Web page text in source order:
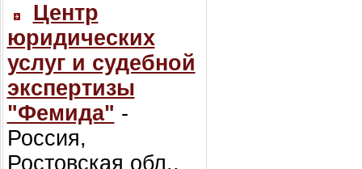
Центр
юридических
услуг и судебной
экспертизы
"Фемида" -
Россия,
Ростовская обл.,